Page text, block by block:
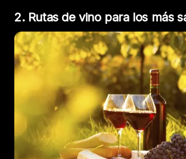
2. Rutas de vino para los más